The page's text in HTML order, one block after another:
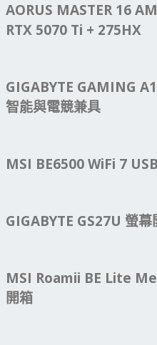
AORUS MASTER 16
RTX 5070 Ti + 275HX
GIGABYTE GAMING
智能與電競兼具
MSI BE6500 WiFi 7
GIGABYTE GS27U 螢
MSI Roamii BE Lite
開箱